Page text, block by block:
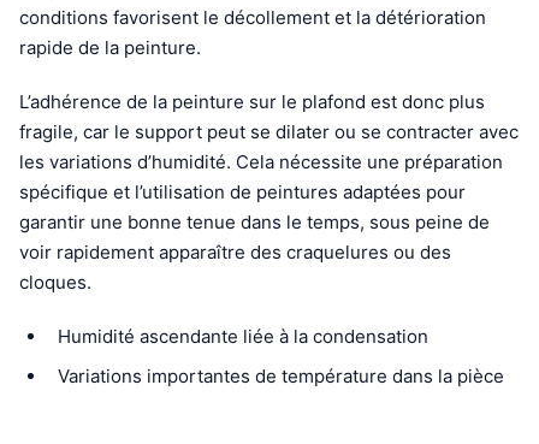
conditions favorisent le décollement et la détérioration
rapide de la peinture.
L’adhérence de la peinture sur le plafond est donc plus
fragile, car le support peut se dilater ou se contracter avec
les variations d’humidité. Cela nécessite une préparation
spécifique et l’utilisation de peintures adaptées pour
garantir une bonne tenue dans le temps, sous peine de
voir rapidement apparaître des craquelures ou des
cloques.
Humidité ascendante liée à la condensation
Variations importantes de température dans la pièce